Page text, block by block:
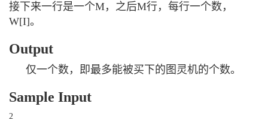
接下来一行是一个M，之后M行，每行一个数，
W[I]。
Output
仅一个数，即最多能被买下的图灵机的个数。
Sample Input
2